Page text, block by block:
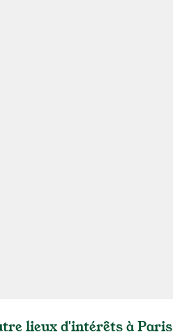
lieux d'intérêts à Paris